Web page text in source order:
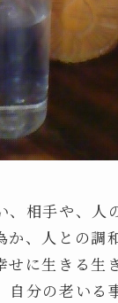
、相手や、人
か、人との
せに生きる生
自分の老いる